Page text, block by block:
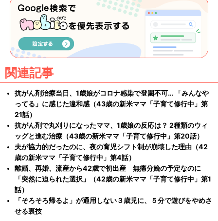
関連記事
抗がん剤治療当日、1歳娘がコロナ感染で登園不可… 「みんなや
ってる」に感じた違和感（43歳の新米ママ「子育て修行中」第
21話）
抗がん剤で丸刈りになったママ、1歳娘の反応は？ 2種類のウィ
ッグと進む治療（43歳の新米ママ「子育て修行中」第20話）
夫が協力的だったのに、夜の育児シフト制が崩壊した理由（42
歳の新米ママ「子育て修行中」第4話）
離婚、再婚、流産から42歳で初出産 無痛分娩の予定なのに
「突然に迫られた選択」（42歳の新米ママ「子育て修行中」第1
話）
「そろそろ帰るよ」が通用しない３歳児に、５分で遊びをやめさ
せる裏技